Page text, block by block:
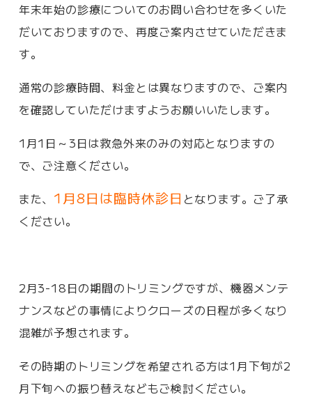
年末年始の診療についてのお問い合わせを多くいた
だいておりますので、再度ご案内させていただきま
す。
通常の診療時間、料金とは異なりますので、ご案内
を確認していただけますようお願いいたします。
1月1日～3日は救急外来のみの対応となりますの
で、ご注意ください。
また、 1月8日は臨時休診日 となります。ご了承
ください。
2月3-18日の期間のトリミングですが、機器メンテ
ナンスなどの事情によりクローズの日程が多くなり
混雑が予想されます。
その時期のトリミングを希望される方は1月下旬が2
月下旬への振り替えなどもご検討ください。